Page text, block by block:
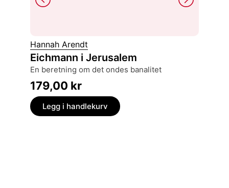
Hannah Arendt
Eichmann i Jerusalem
en beretning om det ondes banalitet
179,00 kr
Legg i handlekurv